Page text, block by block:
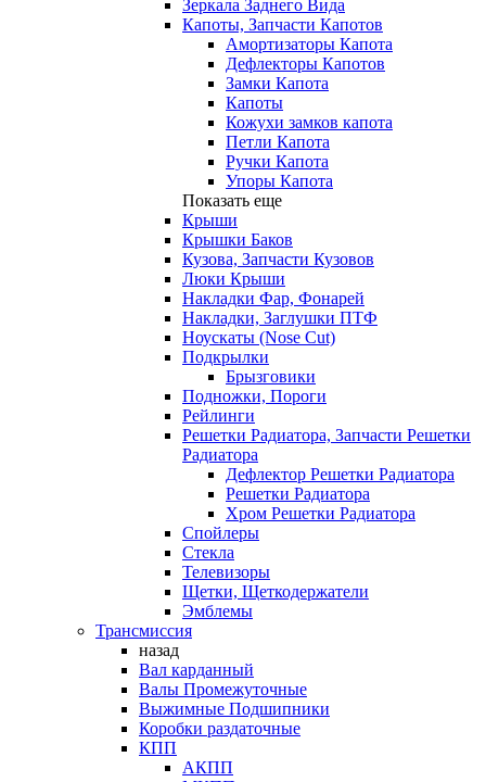
Зеркала Заднего Вида
Капоты, Запчасти Капотов
Амортизаторы Капота
Дефлекторы Капотов
Замки Капота
Капоты
Кожухи замков капота
Петли Капота
Ручки Капота
Упоры Капота
Показать еще
Крыши
Крышки Баков
Кузова, Запчасти Кузовов
Люки Крыши
Накладки Фар, Фонарей
Накладки, Заглушки ПТФ
Ноускаты (Nose Cut)
Подкрылки
Брызговики
Подножки, Пороги
Рейлинги
Решетки Радиатора, Запчасти Решетки
Радиатора
Дефлектор Решетки Радиатора
Решетки Радиатора
Хром Решетки Радиатора
Спойлеры
Стекла
Телевизоры
Щетки, Щеткодержатели
Эмблемы
Трансмиссия
назад
Вал карданный
Валы Промежуточные
Выжимные Подшипники
Коробки раздаточные
КПП
АКПП